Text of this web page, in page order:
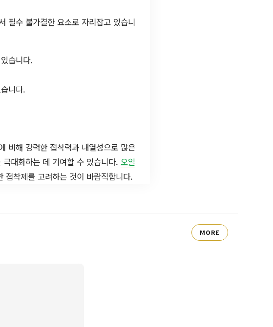
필수 불가결한 요소로 자리잡고 있습니
습니다.
니다.
비해 강력한 접착력과 내열성으로 많은
대화하는 데 기여할 수 있습니다. 오일
접착제를 고려하는 것이 바람직합니다.
MORE